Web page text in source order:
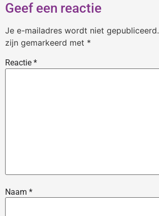
Geef een reactie
Je e-mailadres wordt niet gepubliceerd.
zijn gemarkeerd met *
Reactie *
Naam *